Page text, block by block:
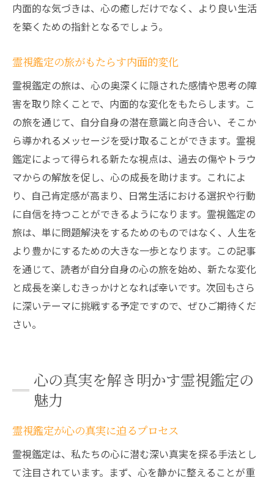
内面的な気づきは、心の癒しだけでなく、より良い生活
を築くための指針となるでしょう。
霊視鑑定の旅がもたらす内面的変化
霊視鑑定の旅は、心の奥深くに隠された感情や思考の障
害を取り除くことで、内面的な変化をもたらします。こ
の旅を通じて、自分自身の潜在意識と向き合い、そこか
ら導かれるメッセージを受け取ることができます。霊視
鑑定によって得られる新たな視点は、過去の傷やトラウ
マからの解放を促し、心の成長を助けます。これによ
り、自己肯定感が高まり、日常生活における選択や行動
に自信を持つことができるようになります。霊視鑑定の
旅は、単に問題解決をするためのものではなく、人生を
より豊かにするための大きな一歩となります。この記事
を通じて、読者が自分自身の心の旅を始め、新たな変化
と成長を楽しむきっかけとなれば幸いです。次回もさら
に深いテーマに挑戦する予定ですので、ぜひご期待くだ
さい。
心の真実を解き明かす霊視鑑定の
魅力
霊視鑑定が心の真実に迫るプロセス
霊視鑑定は、私たちの心に潜む深い真実を探る手法とし
て注目されています。まず、心を静かに整えることが重